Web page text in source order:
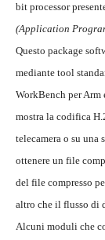
bit processor
(Application
Questo package
mediante tool
WorkBench per Arm
mostra la codifica
telecamera o su una
ottenere un file
del file compresso
altro che il flusso di
Alcuni moduli che